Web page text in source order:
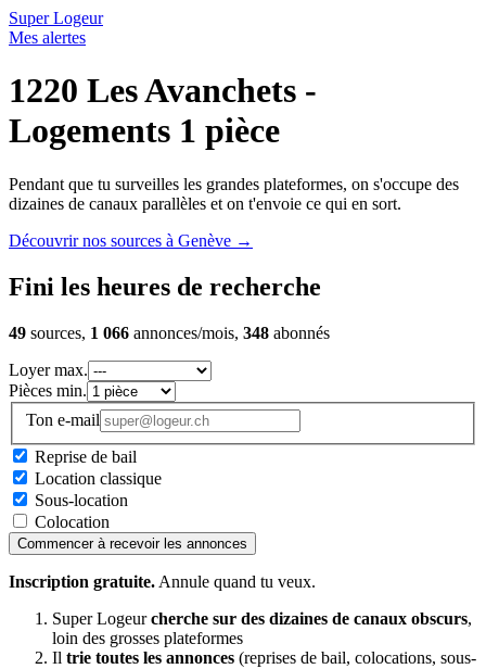
Super Logeur
Mes alertes
1220 Les Avanchets -
Logements 1 pièce
Pendant que tu surveilles les grandes plateformes, on s'occupe des
dizaines de canaux parallèles et on t'envoie ce qui en sort.
Découvrir nos sources à Genève →
Fini les heures de recherche
49 sources, 1 066 annonces/mois, 348 abonnés
Loyer max.
Pièces min.
Ton e-mail
Reprise de bail
Location classique
Sous-location
Colocation
Commencer à recevoir les annonces
Inscription gratuite. Annule quand tu veux.
Super Logeurcherche sur des dizaines de canaux obscurs,
loin des grosses plateformes
Il trie toutes les annonces (reprises de bail, colocations, sous-